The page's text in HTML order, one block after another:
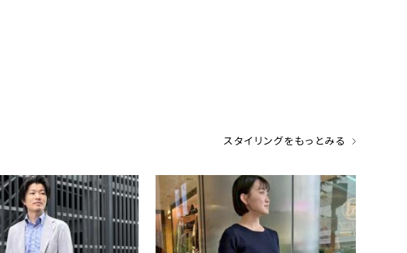
スタイリングをもっとみる